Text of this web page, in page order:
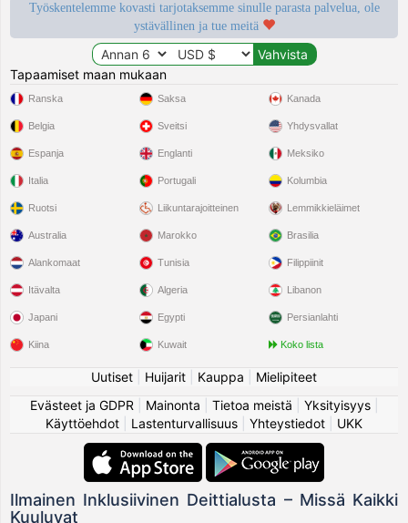
Työskentelemme kovasti tarjotaksemme sinulle parasta palvelua, ole
ystävällinen ja tue meitä
Tapaamiset maan mukaan
Ranska
Belgia
Espanja
Italia
Ruotsi
Saksa
Sveitsi
Englanti
Portugali
Liikuntarajoitteinen
Kanada
Yhdysvallat
Meksiko
Kolumbia
Lemmikkieläimet
Australia
Alankomaat
Itävalta
Japani
Kiina
Marokko
Tunisia
Algeria
Egypti
Kuwait
Brasilia
Filippiinit
Libanon
Persianlahti
Koko lista
Uutiset Huijarit Kauppa
Mielipiteet
Evästeet ja GDPR
Mainonta Tietoa meistä Yksityisyys|
Käyttöehdot
Lastenturvallisuus Yhteystiedot UKK
Ilmainen Inklusiivinen Deittialusta – Missä Kaikki
Kuuluvat